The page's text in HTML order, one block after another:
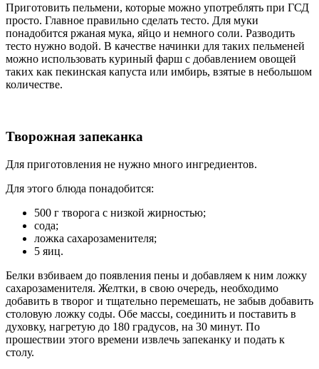
Приготовить пельмени, которые можно употреблять при ГСД
просто. Главное правильно сделать тесто. Для муки
понадобится ржаная мука, яйцо и немного соли. Разводить
тесто нужно водой. В качестве начинки для таких пельменей
можно использовать куриный фарш с добавлением овощей
таких как пекинская капуста или имбирь, взятые в небольшом
количестве.
Творожная запеканка
Для приготовления не нужно много ингредиентов.
Для этого блюда понадобится:
500 г творога с низкой жирностью;
сода;
ложка сахарозаменителя;
5 яиц.
Белки взбиваем до появления пены и добавляем к ним ложку
сахарозаменителя. Желтки, в свою очередь, необходимо
добавить в творог и тщательно перемешать, не забыв добавить
столовую ложку соды. Обе массы, соединить и поставить в
духовку, нагретую до 180 градусов, на 30 минут. По
прошествии этого времени извлечь запеканку и подать к
столу.